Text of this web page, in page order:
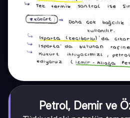
Petrol, Demir ve